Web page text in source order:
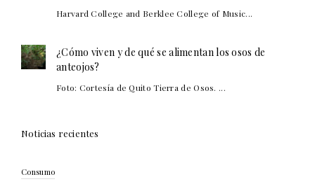
Harvard College and Berklee College of Music...
¿Cómo viven y de qué se alimentan los osos de
anteojos?
Foto: Cortesía de Quito Tierra de Osos. ...
Noticias recientes
Consumo